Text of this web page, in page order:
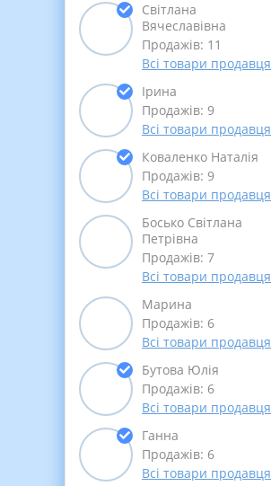
Світлана
Вячеславівна
Продажів: 11
Всі товари продавця
Ірина
Продажів: 9
Всі товари продавця
Коваленко Наталія
Продажів: 9
Всі товари продавця
Босько Світлана
Петрівна
Продажів: 7
Всі товари продавця
Марина
Продажів: 6
Всі товари продавця
Бутова Юлія
Продажів: 6
Всі товари продавця
Ганна
Продажів: 6
Всі товари продавця